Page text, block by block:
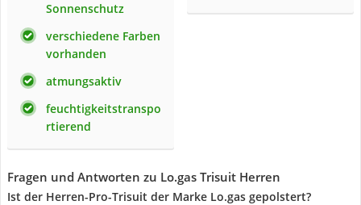
Sonnenschutz
verschiedene Farben
vorhanden
atmungsaktiv
feuchtigkeitstranspo
rtierend
Fragen und Antworten zu Lo.gas Trisuit Herren
Ist der Herren-Pro-Trisuit der Marke Lo.gas gepolstert?